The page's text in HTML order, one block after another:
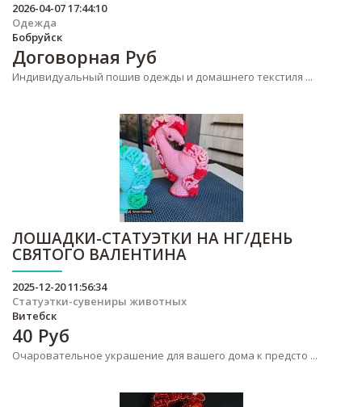
2026-04-07 17:44:10
Одежда
Бобруйск
Договорная Руб
Индивидуальный пошив одежды и домашнего текстиля ...
ЛОШАДКИ-СТАТУЭТКИ НА НГ/ДЕНЬ
СВЯТОГО ВАЛЕНТИНА
2025-12-20 11:56:34
Статуэтки-сувениры животных
Витебск
40 Руб
Очаровательное украшение для вашего дома к предсто ...